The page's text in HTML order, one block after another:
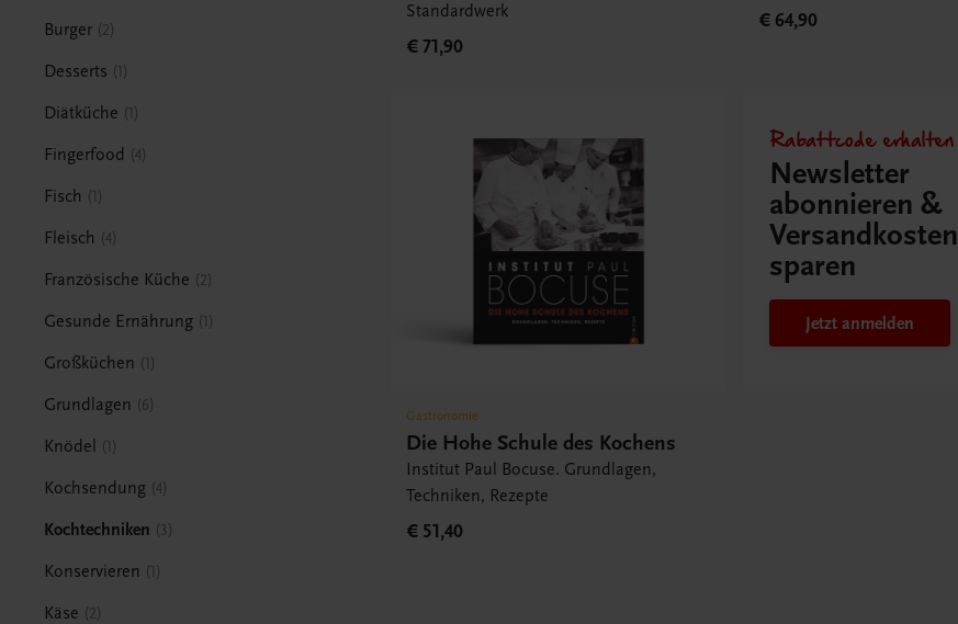
Burger 2
Desserts 1
Diätküche 1
Fingerfood 4
Fisch 1
Fleisch 4
Französische Küche 2
Gesunde Ernährung 1
Großküchen 1
Grundlagen 6
Knödel 1
Kochsendung 4
Kochtechniken 3
Konservieren 1
Käse 2
Standardwerk
€ 71,90
€ 64,90
Gastronomie
Die Hohe Schule des Kochens
Institut Paul Bocuse. Grundlagen,
Techniken, Rezepte
€ 51,40
Rabattcode erhalten
Newsletter
abonnieren &
Versandkosten
sparen
Jetzt anmelden